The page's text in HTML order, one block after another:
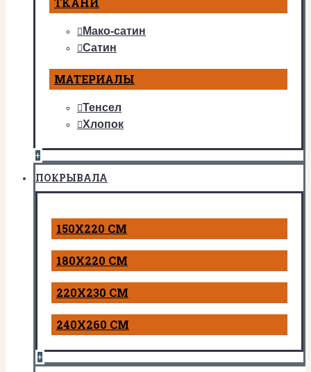
Мако-сатин
Сатин
МАТЕРИАЛЫ
Тенсел
Хлопок
+
ПОКРЫВАЛА
150Х220 СМ
180Х220 СМ
220Х230 СМ
240Х260 СМ
+